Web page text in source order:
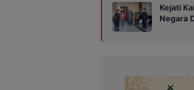
Kejati
Negara